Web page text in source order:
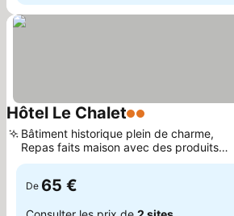
Hôtel Le Chalet2 Étoiles
Bâtiment historique plein de charme,
Repas faits maison avec des produits
frais
De 65 €